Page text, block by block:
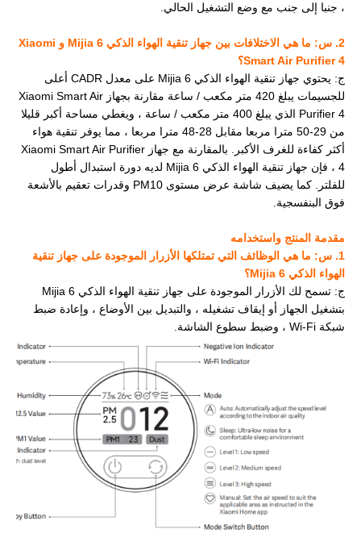
، جنبا إلى جنب مع وضع التشغيل الحالي.
2. س: ما هي الاختلافات بين جهاز تنقية الهواء الذكي Mijia 6 و Xiaomi
Smart Air Purifier 4؟
ج: يحتوي جهاز تنقية الهواء الذكي Mijia 6 على معدل CADR أعلى
للجسيمات يبلغ 420 متر مكعب / ساعة مقارنة بجهاز Xiaomi Smart Air
Purifier 4 الذي يبلغ 400 متر مكعب / ساعة ، ويغطي مساحة أكبر قليلا
من 29-50 مترا مربعا مقابل 28-48 مترا مربعا ، مما يوفر تنقية هواء
أكثر كفاءة للغرف الأكبر. بالمقارنة مع جهاز Xiaomi Smart Air Purifier
4 ، فإن جهاز تنقية الهواء الذكي Mijia 6 لديه دورة استبدال أطول
للفلتر. كما يضيف شاشة عرض مستوى PM10 وقدرات تعقيم بالأشعة
فوق البنفسجية.
مقدمة المنتج واستخدامه
1. س: ما هي الوظائف التي تمتلكها الأزرار الموجودة على جهاز تنقية
الهواء الذكي Mijia 6؟
ج: تسمح لك الأزرار الموجودة على جهاز تنقية الهواء الذكي Mijia 6
بتشغيل الجهاز أو إيقاف تشغيله ، والتبديل بين الأوضاع ، وإعادة ضبط
شبكة Wi-Fi ، وضبط سطوع الشاشة.